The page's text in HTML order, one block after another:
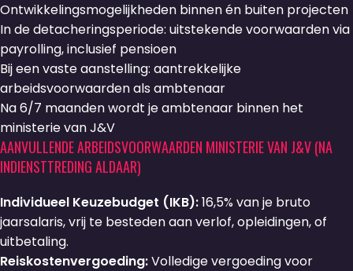
Ontwikkelingsmogelijkheden binnen én buiten projecten
In de detacheringsperiode: uitstekende voorwaarden via
payrolling, inclusief pensioen
Bij een vaste aanstelling: aantrekkelijke
arbeidsvoorwaarden als ambtenaar
Na 6/7 maanden wordt je ambtenaar binnen het
ministerie van J&V
AANVULLENDE ARBEIDSVOORWAARDEN MINISTERIE VAN J&V (NA
INDIENSTTREDING ALDAAR)
Individueel Keuzebudget (IKB):16,5% van je bruto
jaarsalaris, vrij te besteden aan verlof, opleidingen, of
uitbetaling.
Reiskostenvergoeding:Volledige vergoeding voor